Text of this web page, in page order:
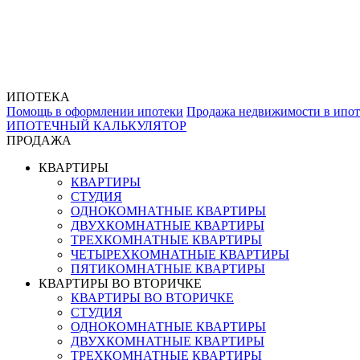
ИПОТЕКА
Помощь в оформлении ипотеки Продажа недвижимости в
ИПОТЕЧНЫЙ КАЛЬКУЛЯТОР
ПРОДАЖА
КВАРТИРЫ
КВАРТИРЫ
СТУДИЯ
ОДНОКОМНАТНЫЕ КВАРТИРЫ
ДВУХКОМНАТНЫЕ КВАРТИРЫ
ТРЕХКОМНАТНЫЕ КВАРТИРЫ
ЧЕТЫРЕХКОМНАТНЫЕ КВАРТИРЫ
ПЯТИКОМНАТНЫЕ КВАРТИРЫ
КВАРТИРЫ ВО ВТОРИЧКЕ
КВАРТИРЫ ВО ВТОРИЧКЕ
СТУДИЯ
ОДНОКОМНАТНЫЕ КВАРТИРЫ
ДВУХКОМНАТНЫЕ КВАРТИРЫ
ТРЕХКОМНАТНЫЕ КВАРТИРЫ